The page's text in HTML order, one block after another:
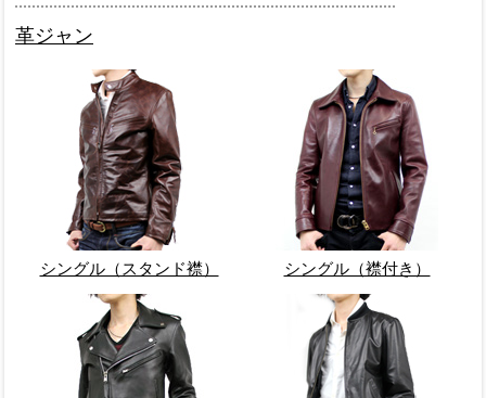
革ジャン
シングル（スタンド襟） シングル（襟付き）